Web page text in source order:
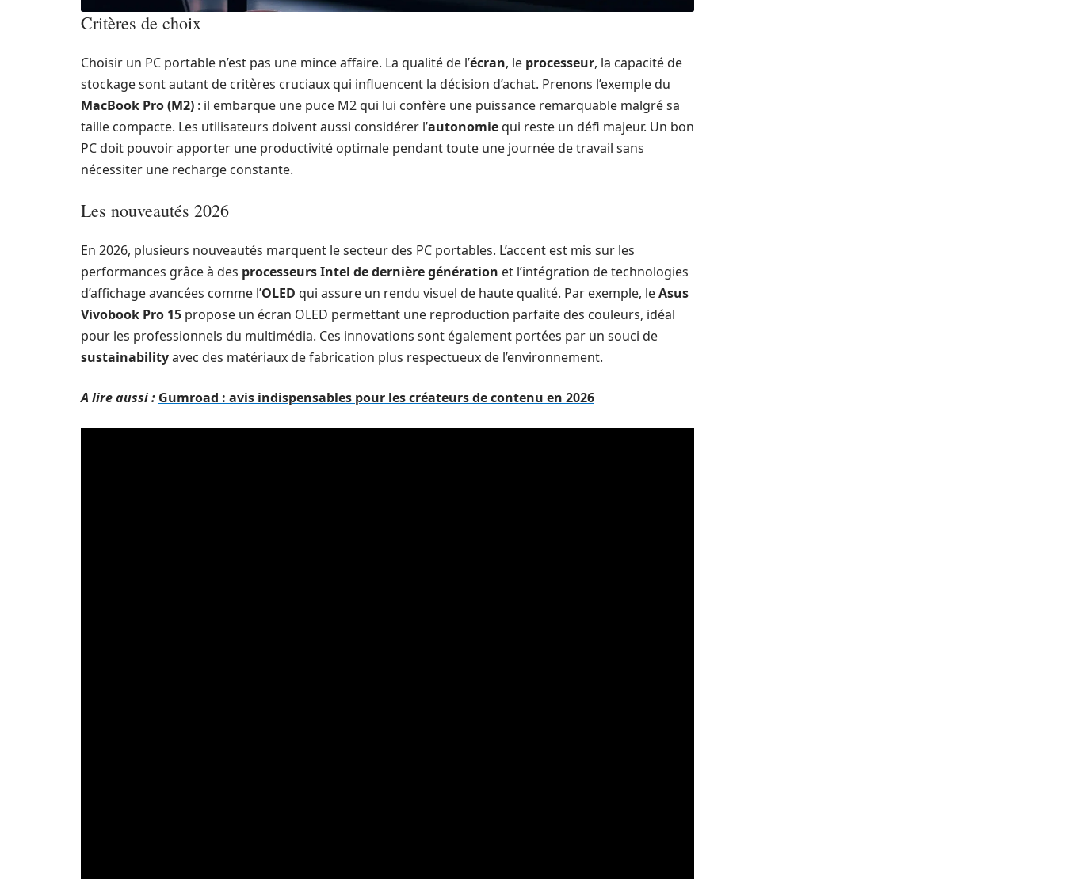
Critères de choix
Choisir un PC portable n’est pas une mince affaire. La qualité de l’écran, le processeur, la capacité de
stockage sont autant de critères cruciaux qui influencent la décision d’achat. Prenons l’exemple du
MacBook Pro (M2) : il embarque une puce M2 qui lui confère une puissance remarquable malgré sa
taille compacte. Les utilisateurs doivent aussi considérer l’autonomiequi reste un défi majeur. Un bon
PC doit pouvoir apporter une productivité optimale pendant toute une journée de travail sans
nécessiter une recharge constante.
Les nouveautés 2026
En 2026, plusieurs nouveautés marquent le secteur des PC portables. L’accent est mis sur les
performances grâce à des processeurs Intel de dernière génération et l’intégration de technologies
d’affichage avancées comme l’OLED qui assure un rendu visuel de haute qualité. Par exemple, leAsus
Vivobook Pro 15 propose un écran OLED permettant une reproduction parfaite des couleurs, idéal
pour les professionnels du multimédia. Ces innovations sont également portées par un souci de
sustainabilityavec des matériaux de fabrication plus respectueux de l’environnement.
A lire aussi : Gumroad : avis indispensables pour les créateurs de contenu en 2026